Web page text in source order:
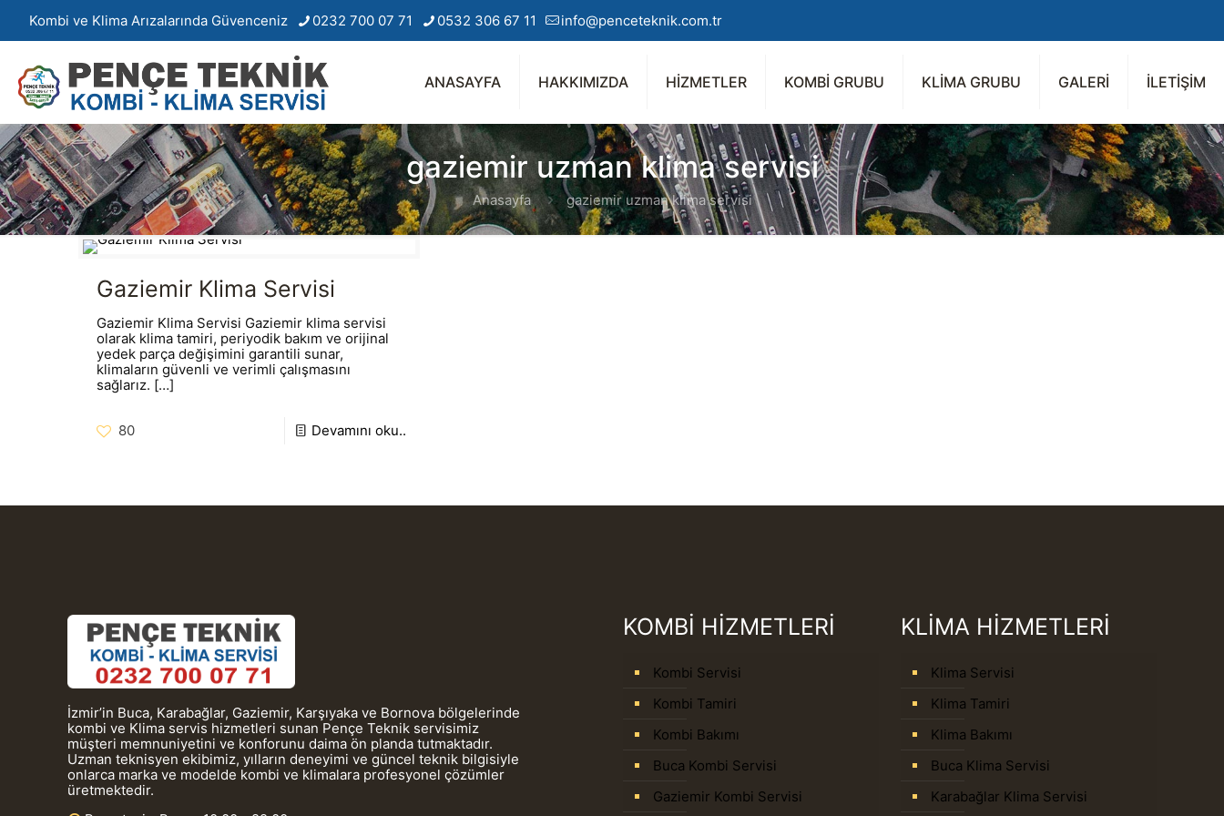
Kombi ve Klima Arızalarında Güvenceniz 0232 700 07 71 0532 306 67 11 info@penceteknik.com.tr
ANASAYFA HAKKIMIZDA HİZMETLER KOMBİ GRUBU KLİMA GRUBU GALERİ İLETİŞİM
gaziemir uzman klima servisi
Anasayfa gaziemir uzman klima servisi
Gaziemir Klima Servisi
Gaziemir Klima Servisi Gaziemir klima servisi
olarak klima tamiri, periyodik bakım ve orijinal
yedek parça değişimini garantili sunar,
klimaların güvenli ve verimli çalışmasını
sağlarız. […]
80 Devamını oku..
İzmir’in Buca, Karabağlar, Gaziemir, Karşıyaka ve Bornova bölgelerinde
kombi ve Klima servis hizmetleri sunan Pençe Teknik servisimiz
müşteri memnuniyetini ve konforunu daima ön planda tutmaktadır.
Uzman teknisyen ekibimiz, yılların deneyimi ve güncel teknik bilgisiyle
onlarca marka ve modelde kombi ve klimalara profesyonel çözümler
üretmektedir.
KOMBİ HİZMETLERİ
Kombi Servisi
Kombi Tamiri
Kombi Bakımı
Buca Kombi Servisi
Gaziemir Kombi Servisi
KLİMA HİZMETLERİ
Klima Servisi
Klima Tamiri
Klima Bakımı
Buca Klima Servisi
Karabağlar Klima Servisi